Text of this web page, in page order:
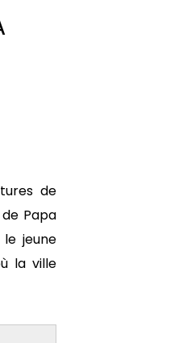
de
Papa
jeune
la ville